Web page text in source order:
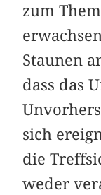
zum
Staunen
dass das
sich
die
weder